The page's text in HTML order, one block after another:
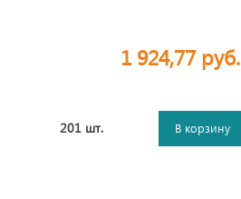
1 924,77 руб.
201 шт. В корзину